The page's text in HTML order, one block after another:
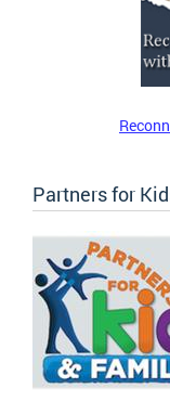
Partners for